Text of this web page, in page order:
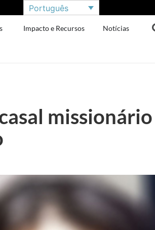
Português
Impacto e Recursos Notícias